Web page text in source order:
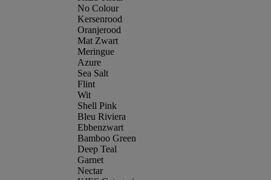
No Colour
Kersenrood
Oranjerood
Mat Zwart
Meringue
Azure
Sea Salt
Flint
Wit
Shell Pink
Bleu Riviera
Ebbenzwart
Bamboo Green
Deep Teal
Garnet
Nectar